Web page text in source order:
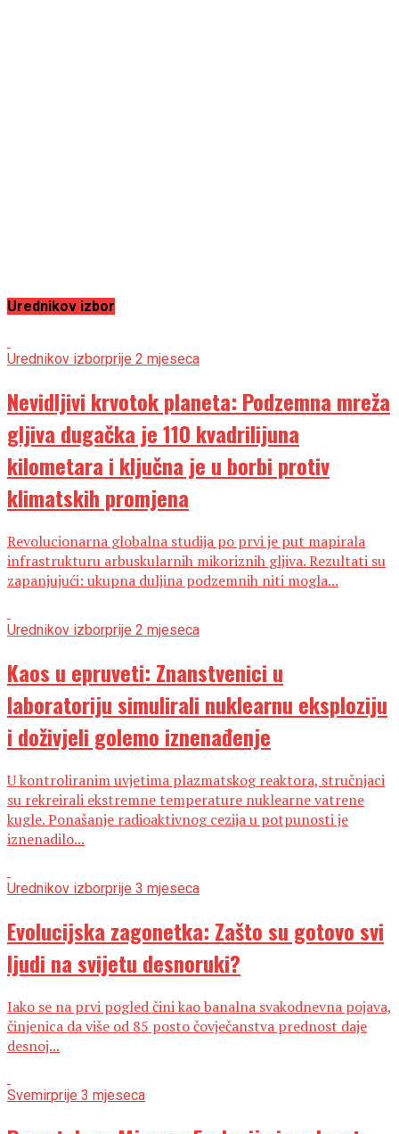
Urednikov izbor
Urednikov izborprije 2 mjeseca
Nevidljivi krvotok planeta: Podzemna mreža
gljiva dugačka je 110 kvadrilijuna
kilometara i ključna je u borbi protiv
klimatskih promjena
Revolucionarna globalna studija po prvi je put mapirala
infrastrukturu arbuskularnih mikoriznih gljiva. Rezultati su
zapanjujući: ukupna duljina podzemnih niti mogla...
Urednikov izborprije 2 mjeseca
Kaos u epruveti: Znanstvenici u
laboratoriju simulirali nuklearnu eksploziju
i doživjeli golemo iznenađenje
U kontroliranim uvjetima plazmatskog reaktora, stručnjaci
su rekreirali ekstremne temperature nuklearne vatrene
kugle. Ponašanje radioaktivnog cezija u potpunosti je
iznenadilo...
Urednikov izborprije 3 mjeseca
Evolucijska zagonetka: Zašto su gotovo svi
ljudi na svijetu desnoruki?
Iako se na prvi pogled čini kao banalna svakodnevna pojava,
činjenica da više od 85 posto čovječanstva prednost daje
desnoj...
Svemirprije 3 mjeseca